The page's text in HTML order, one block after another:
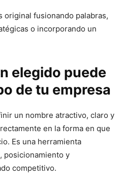
original fusionando palabras,
o incorporando un
elegido puede
de tu empresa
un nombre atractivo, claro y
en la forma en que
Es una herramienta
posicionamiento y
competitivo.